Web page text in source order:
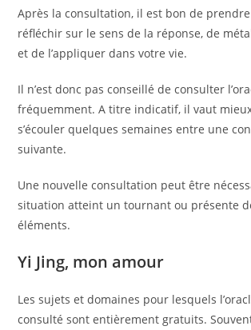
Après la consultation, il est bon de
réfléchir sur le sens de la réponse, de
et de l’appliquer dans votre vie.
Il n’est donc pas conseillé de consulter
fréquemment. A titre indicatif, il vaut
s’écouler quelques semaines entre une
suivante.
Une nouvelle consultation peut être
situation atteint un tournant ou présente
éléments.
Yi Jing, mon amour
Les sujets et domaines pour lesquels
consulté sont entièrement gratuits.